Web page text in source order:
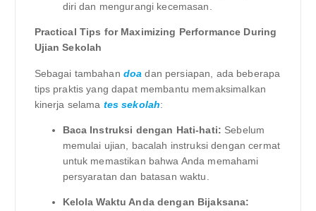
diri dan mengurangi kecemasan.
Practical Tips for Maximizing Performance During
Ujian Sekolah
Sebagai tambahan doa dan persiapan, ada beberapa
tips praktis yang dapat membantu memaksimalkan
kinerja selama tes sekolah:
Baca Instruksi dengan Hati-hati: Sebelum
memulai ujian, bacalah instruksi dengan cermat
untuk memastikan bahwa Anda memahami
persyaratan dan batasan waktu.
Kelola Waktu Anda dengan Bijaksana: